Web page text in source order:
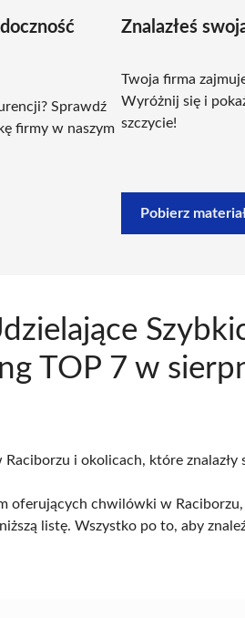
Sprawdź
firmy w naszym
Znalazłeś
Twoja firma
Wyróżnij się i
szczycie!
Pobierz
TOP 7 w
i okolicach, które znalazły
oferujących chwilówki w Raciborzu,
listę. Wszystko po to, aby